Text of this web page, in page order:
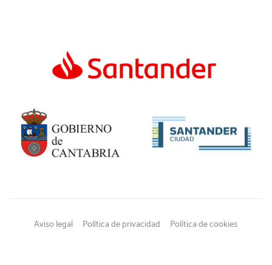
Aviso legal Política de privacidad Política de cookies